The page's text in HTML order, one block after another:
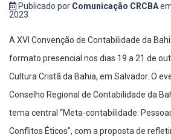
Publicado por Comunicação CRCBA
2023
A XVI Convenção de Contabilidade da
formato presencial nos dias 19 a 21 de
Cultura Cristã da Bahia, em Salvador. O
Conselho Regional de Contabilidade da
tema central “Meta-contabilidade:
Conflitos Éticos”, com a proposta de